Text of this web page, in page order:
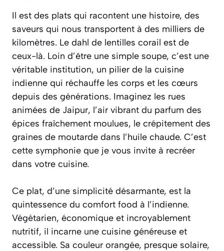
Il est des plats qui racontent une histoire, des
saveurs qui nous transportent à des milliers de
kilomètres. Le dahl de lentilles corail est de
ceux-là. Loin d’être une simple soupe, c’est une
véritable institution, un pilier de la cuisine
indienne qui réchauffe les corps et les cœurs
depuis des générations. Imaginez les rues
animées de Jaipur, l’air vibrant du parfum des
épices fraîchement moulues, le crépitement des
graines de moutarde dans l’huile chaude. C’est
cette symphonie que je vous invite à recréer
dans votre cuisine.
Ce plat, d’une simplicité désarmante, est la
quintessence du comfort food à l’indienne.
Végétarien, économique et incroyablement
nutritif, il incarne une cuisine généreuse et
accessible. Sa couleur orangée, presque solaire,